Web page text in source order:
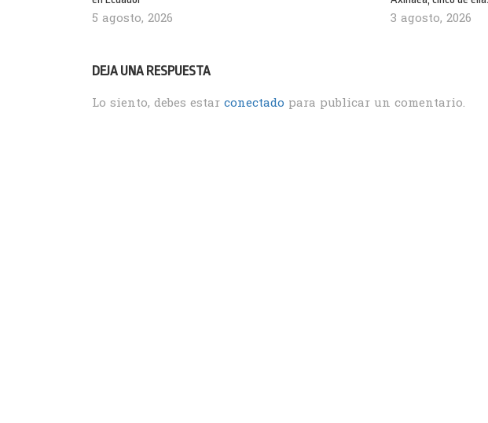
5 agosto, 2026 3 agosto, 2026
DEJA UNA RESPUESTA
Lo siento, debes estar conectado para publicar un comentario.